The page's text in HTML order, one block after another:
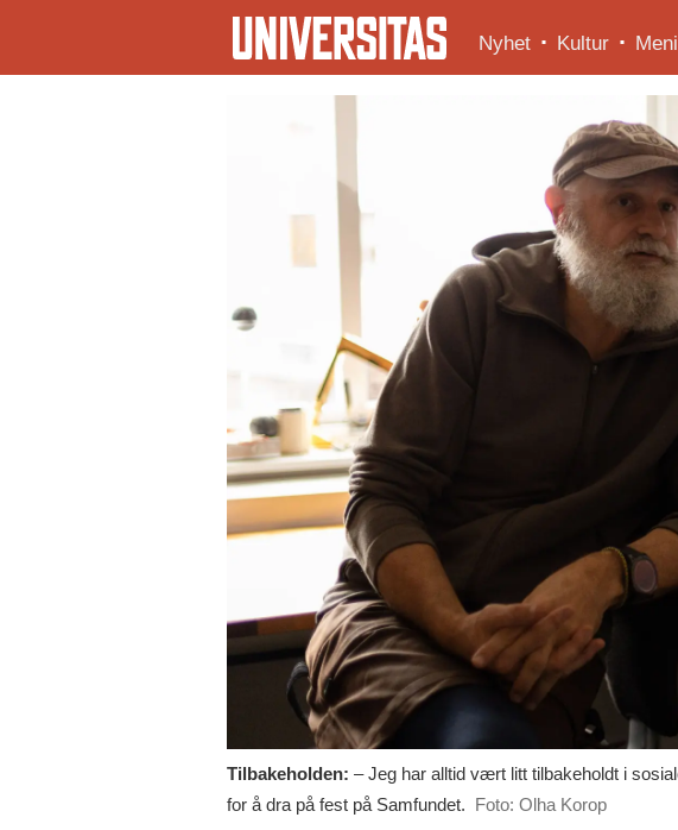
Nyhet Kultur
Tilbakeholden: – Jeg har alltid vært litt tilbakeholdt i
for å dra på fest på Samfundet. Foto: Olha Korop